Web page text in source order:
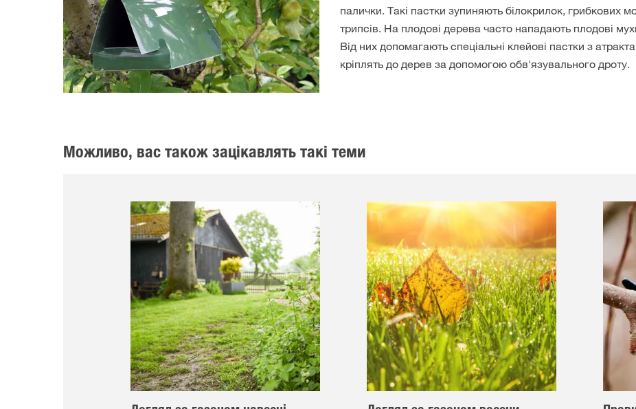
палички. Такі пастки зупиняють білокрилок, грибкових
трипсів. На плодові дерева часто нападають плодові
Від них допомагають спеціальні клейові пастки з
кріплять до дерев за допомогою обв'язувального дроту.
Можливо, вас також зацікавлять такі теми